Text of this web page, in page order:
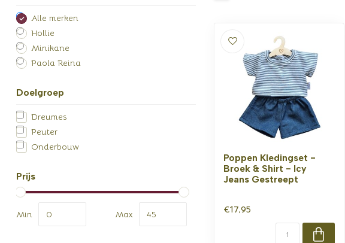
Alle merken
Hollie
Minikane
Paola Reina
Doelgroep
Dreumes
Peuter
Onderbouw
Prijs
Min Max
Poppen Kledingset -
Broek & Shirt - Icy
Jeans Gestreept
€17,95